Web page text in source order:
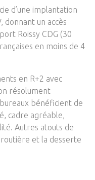
d’une implantation
donnant un accès
Roissy CDG (30
en moins de 4
en R+2 avec
résolument
bénéficient de
cadre agréable,
Autres atouts de
et la desserte